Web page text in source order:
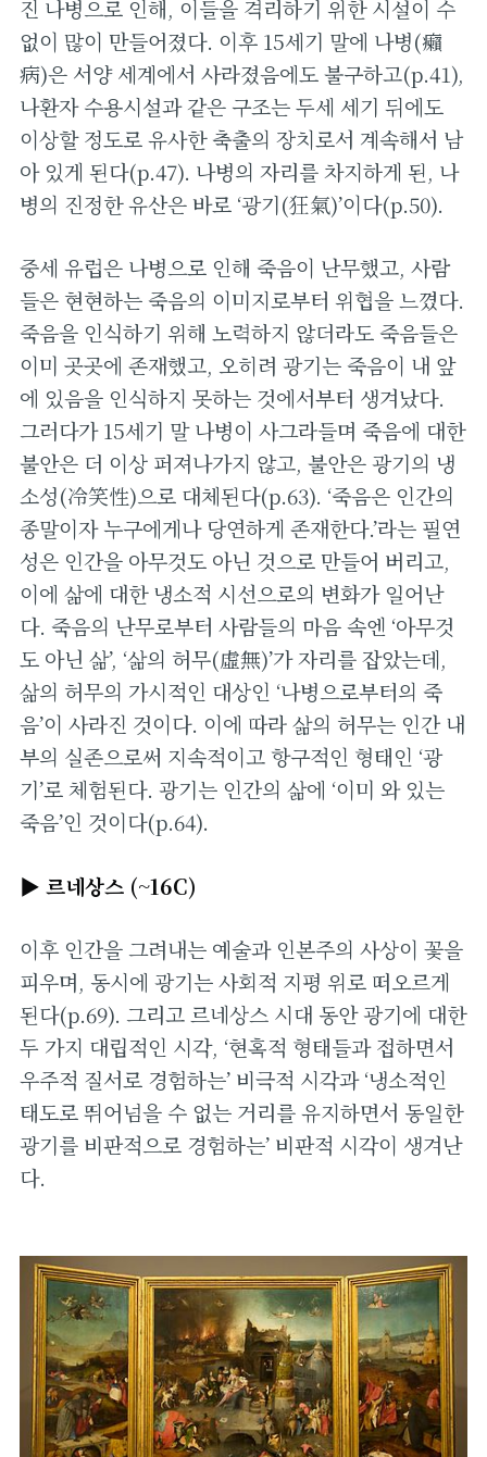
진 나병으로 인해, 이들을 격리하기 위한 시설이 수
없이 많이 만들어졌다. 이후 15세기 말에 나병(癩
病)은 서양 세계에서 사라졌음에도 불구하고(p.41),
나환자 수용시설과 같은 구조는 두세 세기 뒤에도
이상할 정도로 유사한 축출의 장치로서 계속해서 남
아 있게 된다(p.47). 나병의 자리를 차지하게 된, 나
병의 진정한 유산은 바로 ‘광기(狂氣)’이다(p.50).
중세 유럽은 나병으로 인해 죽음이 난무했고, 사람
들은 현현하는 죽음의 이미지로부터 위협을 느꼈다.
죽음을 인식하기 위해 노력하지 않더라도 죽음들은
이미 곳곳에 존재했고, 오히려 광기는 죽음이 내 앞
에 있음을 인식하지 못하는 것에서부터 생겨났다.
그러다가 15세기 말 나병이 사그라들며 죽음에 대한
불안은 더 이상 퍼져나가지 않고, 불안은 광기의 냉
소성(冷笑性)으로 대체된다(p.63). ‘죽음은 인간의
종말이자 누구에게나 당연하게 존재한다.’라는 필연
성은 인간을 아무것도 아닌 것으로 만들어 버리고,
이에 삶에 대한 냉소적 시선으로의 변화가 일어난
다. 죽음의 난무로부터 사람들의 마음 속엔 ‘아무것
도 아닌 삶’, ‘삶의 허무(虛無)’가 자리를 잡았는데,
삶의 허무의 가시적인 대상인 ‘나병으로부터의 죽
음’이 사라진 것이다. 이에 따라 삶의 허무는 인간 내
부의 실존으로써 지속적이고 항구적인 형태인 ‘광
기’로 체험된다. 광기는 인간의 삶에 ‘이미 와 있는
죽음’인 것이다(p.64).
▶ 르네상스 (~16C)
이후 인간을 그려내는 예술과 인본주의 사상이 꽃을
피우며, 동시에 광기는 사회적 지평 위로 떠오르게
된다(p.69). 그리고 르네상스 시대 동안 광기에 대한
두 가지 대립적인 시각, ‘현혹적 형태들과 접하면서
우주적 질서로 경험하는’ 비극적 시각과 ‘냉소적인
태도로 뛰어넘을 수 없는 거리를 유지하면서 동일한
광기를 비판적으로 경험하는’ 비판적 시각이 생겨난
다.